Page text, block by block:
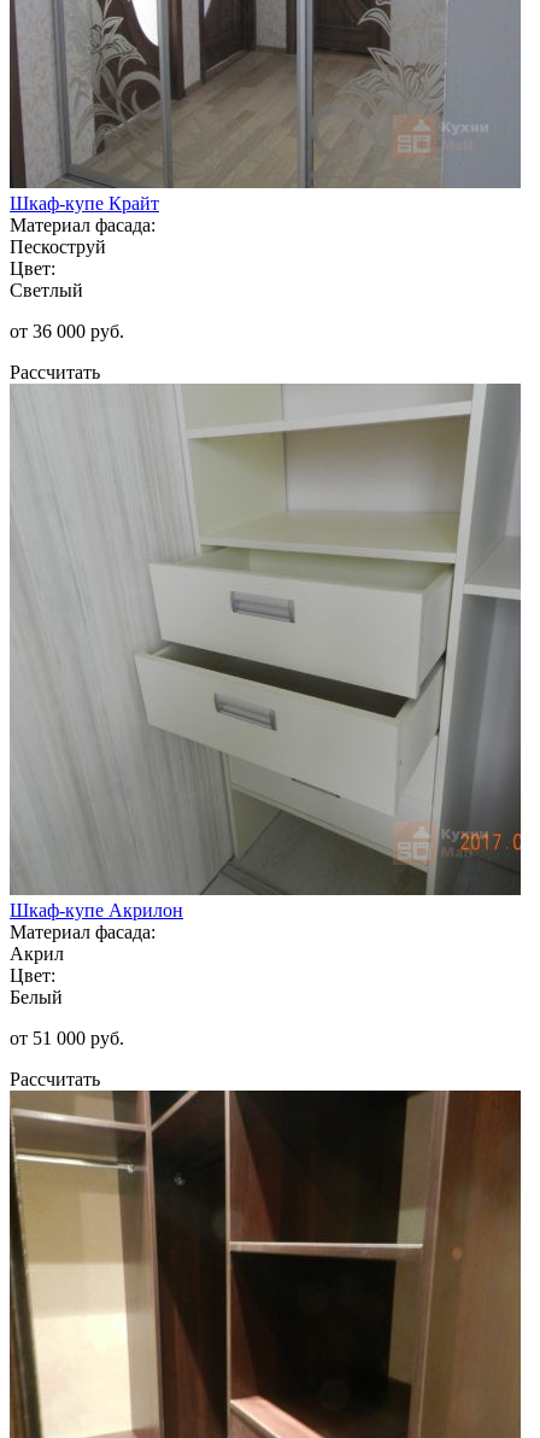
Шкаф-купе Крайт
Материал фасада:
Пескоструй
Цвет:
Светлый
от 36 000 руб.
Рассчитать
Шкаф-купе Акрилон
Материал фасада:
Акрил
Цвет:
Белый
от 51 000 руб.
Рассчитать